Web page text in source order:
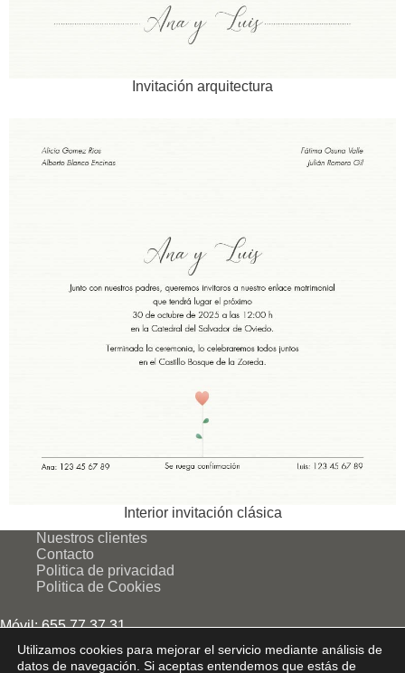
Invitación arquitectura
Interior invitación clásica
Nuestros clientes
Contacto
Politica de privacidad
Politica de Cookies
Móvil: 655 77 37 31
Fijo: 91 745 39 43
Utilizamos cookies para mejorar el servicio mediante análisis de
datos de navegación. Si aceptas entendemos que estás de